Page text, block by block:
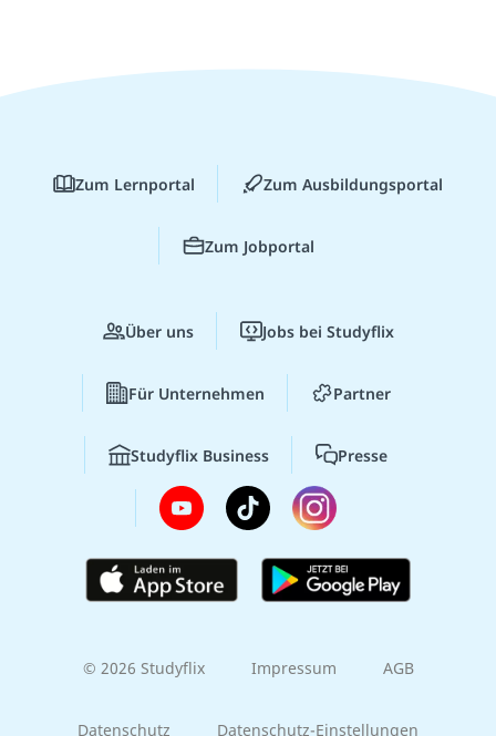
Zum Lernportal Zum Ausbildungsportal
Zum Jobportal
Über uns Jobs bei Studyflix
Für Unternehmen Partner
Studyflix Business Presse
© 2026 Studyflix Impressum AGB
Datenschutz Datenschutz-Einstellungen